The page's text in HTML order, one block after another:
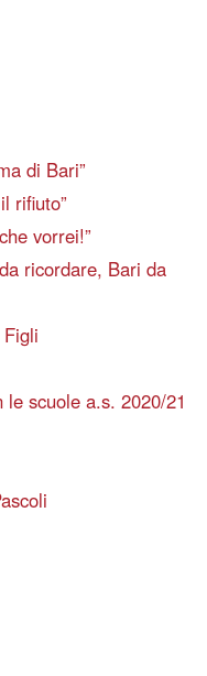
di Bari”
rifiuto”
vorrei!”
ricordare, Bari da
scuole a.s. 2020/21